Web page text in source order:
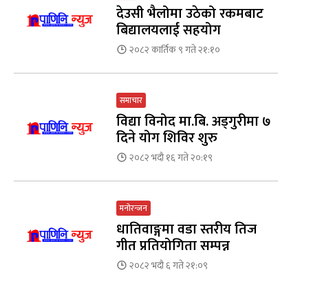
देउसी भैलोमा उठेको रकमबाट
बिद्यालयलाई सहयोग
२०८२ कार्तिक ९ गते २१:१०
समाचार
विद्या विनोद मा.बि. अड्गुरीमा ७
दिने योग शिविर शुरु
२०८२ भदौ १६ गते २०:१९
मनोरन्जन
धातिवाङ्गमा वडा स्तरीय तिज
गीत प्रतियोगिता सम्पन्न
२०८२ भदौ ६ गते २१:०९